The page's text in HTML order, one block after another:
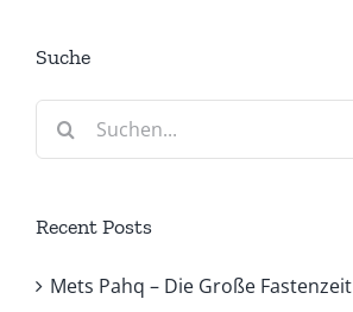
Suche
Suche
Recent Posts
Mets Pahq – Die Große Fastenzeit